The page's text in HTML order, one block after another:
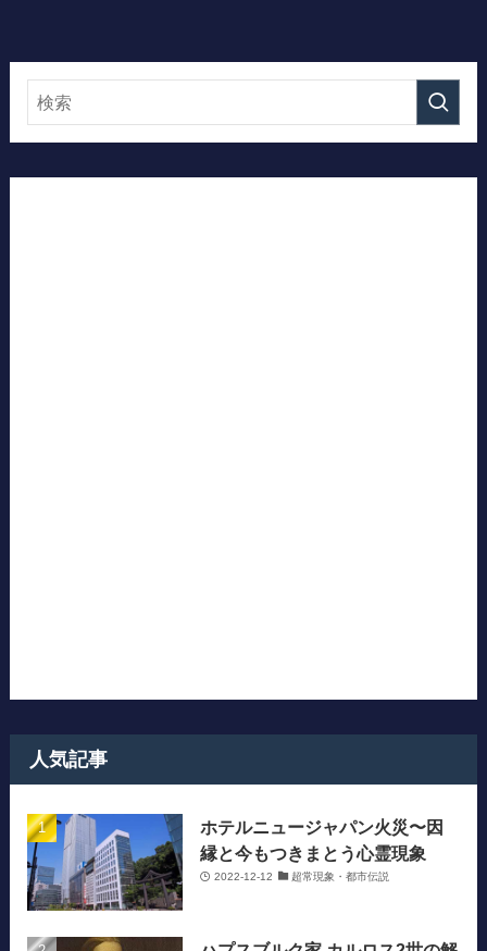
人気記事
ホテルニュージャパン火災〜因
縁と今もつきまとう心霊現象
2022-12-12 超常現象・都市伝説